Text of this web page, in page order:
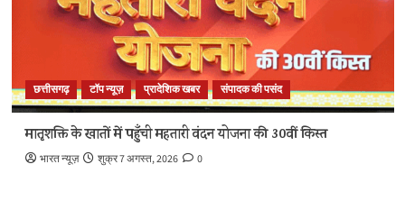
छत्तीसगढ़ टॉप न्यूज़ प्रादेशिक खबर संपादक की पसंद
मातृशक्ति के खातों में पहुँची महतारी वंदन योजना की 30वीं किस्त
भारत न्यूज़ शुक्र 7 अगस्त, 2026 0